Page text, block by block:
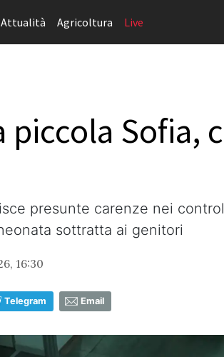
Attualità Agricoltura Live
piccola Sofia,
presunte carenze nei
sottratta ai genitori
16:30
Telegram Email